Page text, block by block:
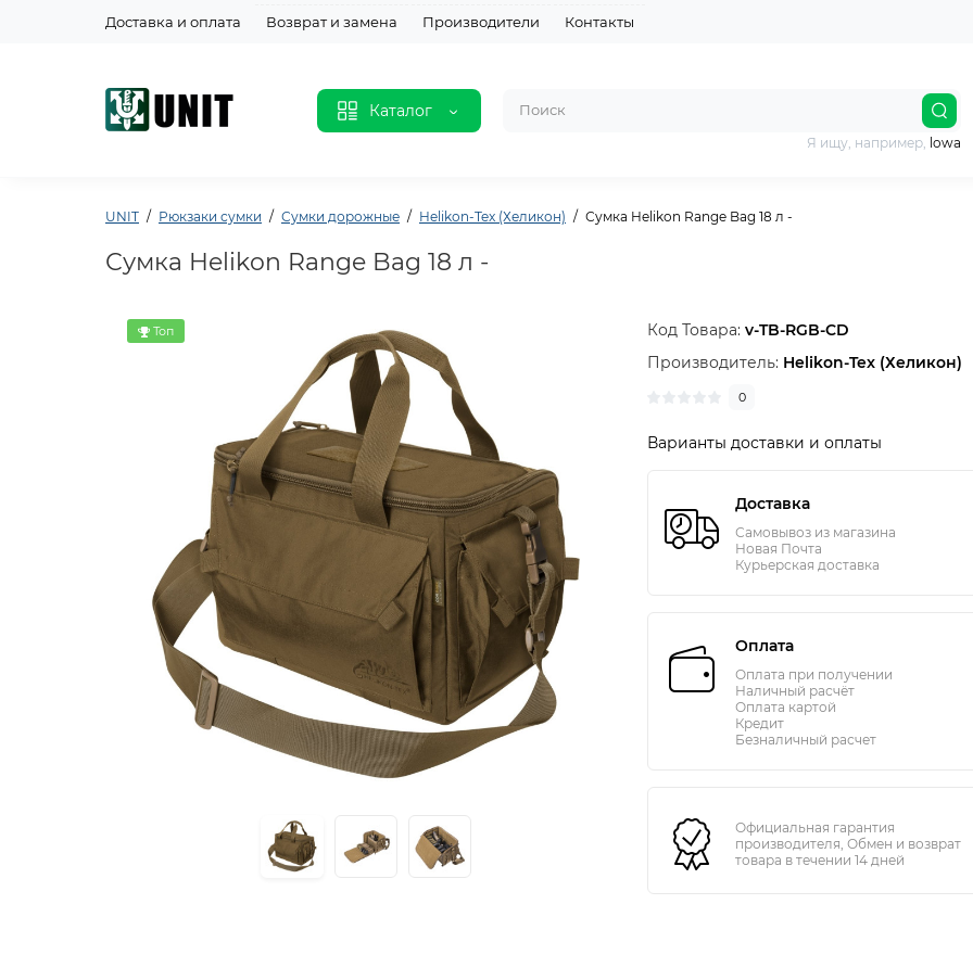
Доставка и оплата Возврат и замена Производители Контакты
Каталог
Я ищу, например, lowa
UNIT Рюкзаки сумки Сумки дорожные Helikon-Tex (Хеликон) Сумка Helikon Range Bag 18 л -
Сумка Helikon Range Bag 18 л -
Топ Код Товара:v-TB-RGB-CD
Производитель: Helikon-Tex (Хеликон)
0
Варианты доставки и оплаты
Доставка
Самовывоз из магазина
Новая Почта
Курьерская доставка
Оплата
Оплата при получении
Наличный расчёт
Оплата картой
Кредит
Безналичный расчет
Официальная гарантия
производителя, Обмен и возврат
товара в течении 14 дней